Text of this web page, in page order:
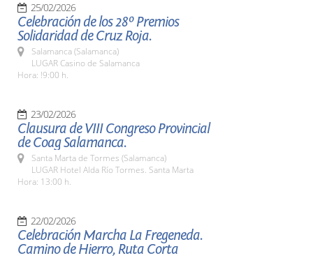
25/02/2026
Celebración de los 28º Premios
Solidaridad de Cruz Roja.
Salamanca (Salamanca)
LUGAR Casino de Salamanca
Hora: !9:00 h.
23/02/2026
Clausura de VIII Congreso Provincial
de Coag Salamanca.
Santa Marta de Tormes (Salamanca)
LUGAR Hotel Alda Río Tormes. Santa Marta
Hora: 13:00 h.
22/02/2026
Celebración Marcha La Fregeneda.
Camino de Hierro, Ruta Corta